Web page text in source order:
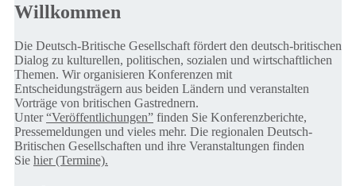
Willkommen
Die Deutsch-Britische Gesellschaft fördert den deutsch-britischen
Dialog zu kulturellen, politischen, sozialen und wirtschaftlichen
Themen. Wir organisieren Konferenzen mit
Entscheidungsträgern aus beiden Ländern und veranstalten
Vorträge von britischen Gastrednern.
Unter“Veröffentlichungen” finden Sie Konferenzberichte,
Pressemeldungen und vieles mehr. Die regionalen Deutsch-
Britischen Gesellschaften und ihre Veranstaltungen finden
Sie hier (Termine).